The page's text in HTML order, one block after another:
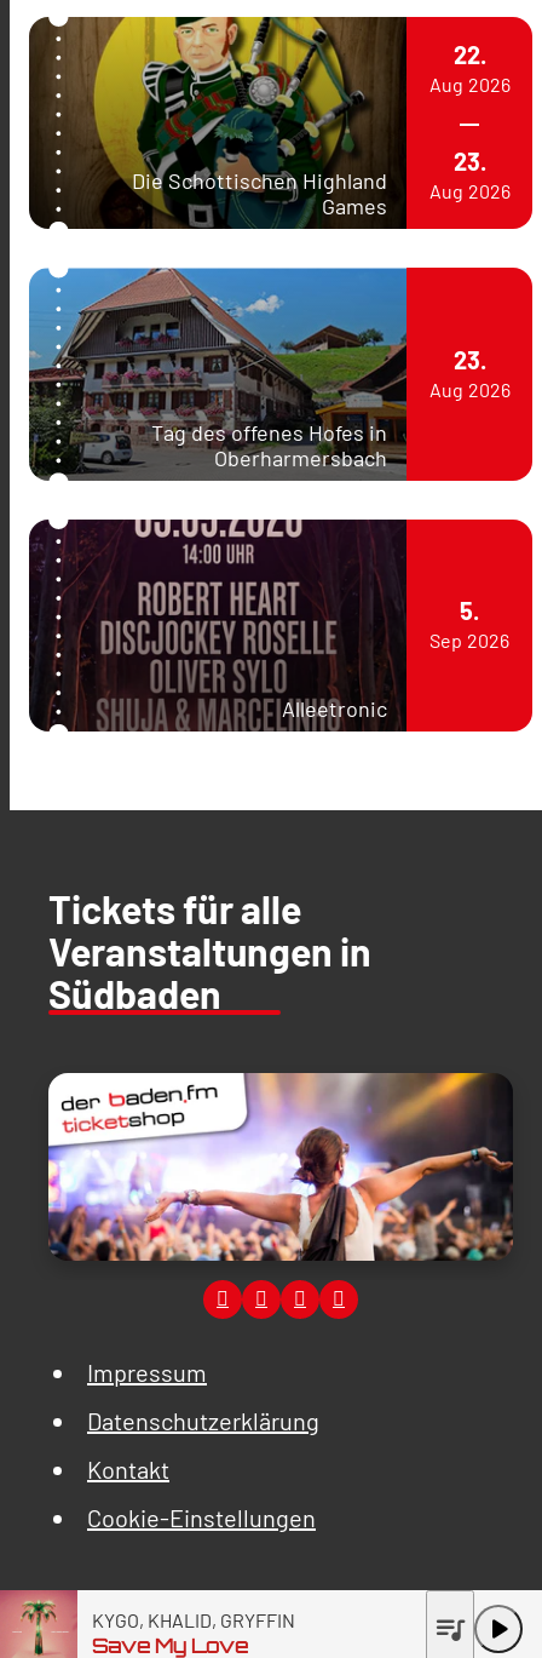
Die Schottischen Highland
Games
22.
Aug 2026
23.
Aug 2026
Tag des offenes Hofes in
Oberharmersbach
23.
Aug 2026
Alleetronic
5.
Sep 2026
Tickets für alle
Veranstaltungen in
Südbaden
Impressum
Datenschutzerklärung
Kontakt
Cookie-Einstellungen
KYGO, KHALID, GRYFFIN
Save My Love play_arrow
queue_music